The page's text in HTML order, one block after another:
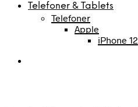
Telefoner & Tablets
Telefoner
Apple
iPhone 12